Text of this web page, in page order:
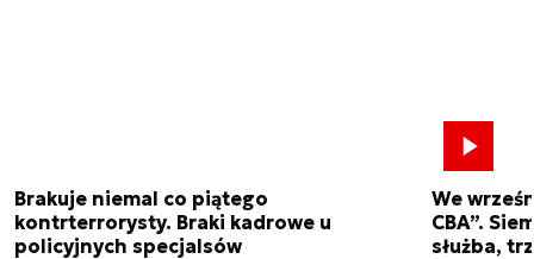
Brakuje niemal co piątego
kontrterrorysty. Braki kadrowe u
policyjnych specjalsów
We
CBA”.
służba,